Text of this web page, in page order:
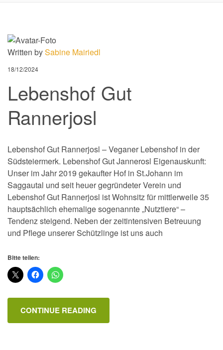
Written bySabine Mairiedl
18/12/2024
Lebenshof Gut
Rannerjosl
Lebenshof Gut Rannerjosl – Veganer Lebenshof in der
Südsteiermerk. Lebenshof Gut Jannerosl Eigenauskunft:
Unser im Jahr 2019 gekaufter Hof in St.Johann im
Saggautal und seit heuer gegründeter Verein und
Lebenshof Gut Rannerjosl ist Wohnsitz für mittlerweile 35
hauptsächlich ehemalige sogenannte „Nutztiere“ –
Tendenz steigend. Neben der zeitintensiven Betreuung
und Pflege unserer Schützlinge ist uns auch
Bitte teilen:
CONTINUE READING